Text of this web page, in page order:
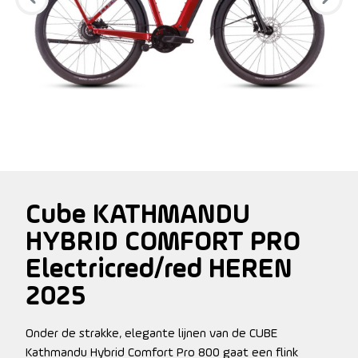
Cube KATHMANDU
HYBRID COMFORT PRO
Electricred/red HEREN
2025
Onder de strakke, elegante lijnen van de CUBE
Kathmandu Hybrid Comfort Pro 800 gaat een flink